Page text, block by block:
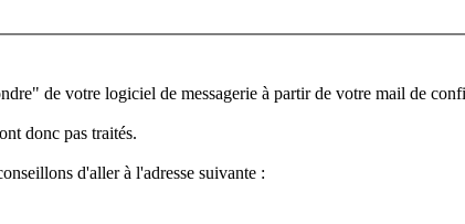
de votre logiciel de messagerie à partir de votre mail de
donc pas traités.
d'aller à l'adresse suivante :